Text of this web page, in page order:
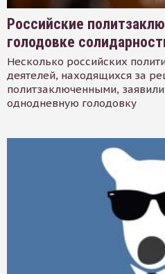
Российские
голодовке
Несколько российских
деятелей, находящихся за
политзаключенными,
однодневную голодовку